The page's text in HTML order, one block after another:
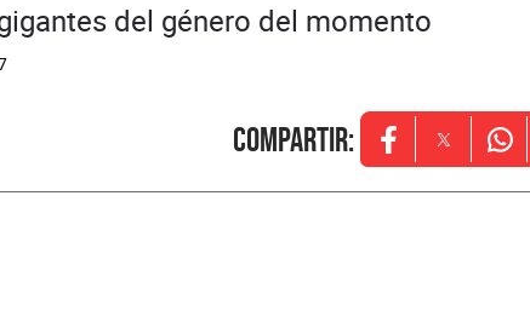
del género del momento
Compartir: Opens in new
Opens in